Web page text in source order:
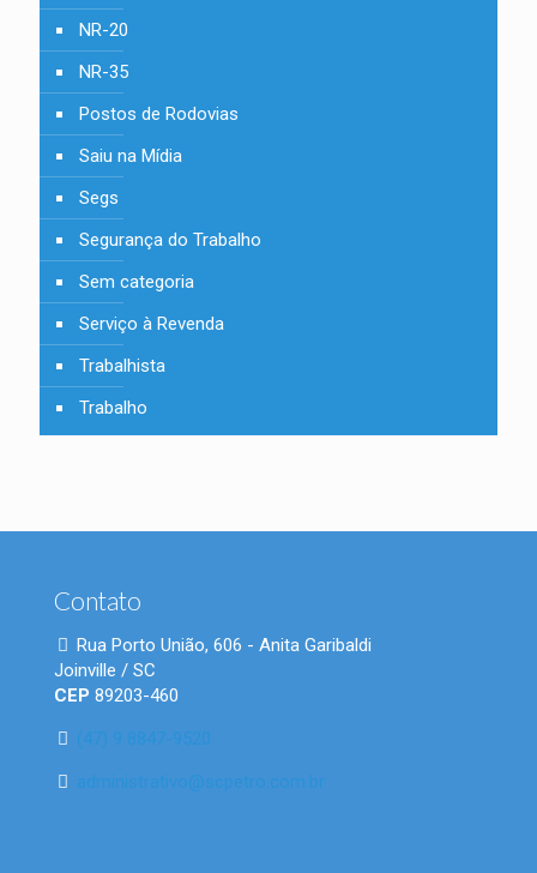
NR-20
NR-35
Postos de Rodovias
Saiu na Mídia
Segs
Segurança do Trabalho
Sem categoria
Serviço à Revenda
Trabalhista
Trabalho
Contato
Rua Porto União, 606 - Anita Garibaldi
Joinville / SC
CEP 89203-460
(47) 9 8847-9520
administrativo@scpetro.com.br